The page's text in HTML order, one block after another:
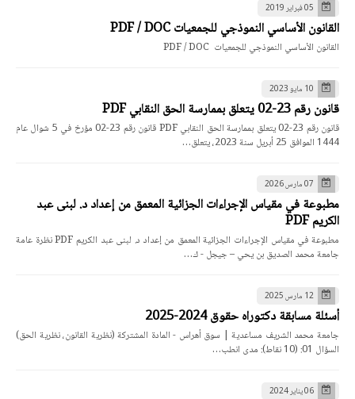
05 فبراير 2019
القانون الأساسي النموذجي للجمعيات PDF / DOC
القانون الأساسي النموذجي للجمعيات PDF / DOC
10 مايو 2023
قانون رقم 23-02 يتعلق بممارسة الحق النقابي PDF
قانون رقم 23-02 يتعلق بممارسة الحق النقابي PDF قانون رقم 23-02 مؤرخ في 5 شوال عام
1444 الموافق 25 أبريل سنة 2023، يتعلق…
07 مارس 2026
مطبوعة في مقياس الإجراءات الجزائية المعمق من إعداد د. لبنى عبد
الكريم PDF
مطبوعة في مقياس الإجراءات الجزائية المعمق من إعداد د. لبنى عبد الكريم PDF نظرة عامة
جامعة محمد الصديق بن يحي – جيجل - ك…
12 مارس 2025
أسئلة مسابقة دكتوراه حقوق 2024-2025
جامعة محمد الشريف مساعدية | سوق أهراس - المادة المشتركة (نظرية القانون، نظرية الحق)
السؤال 01: (10 نقاط): مدى انطب…
06 يناير 2024